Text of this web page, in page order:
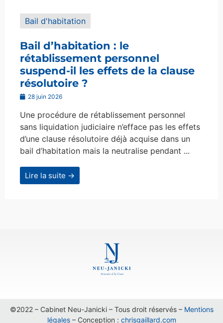
Bail d'habitation
Bail d’habitation : le
rétablissement personnel
suspend-il les effets de la clause
résolutoire ?
28 juin 2026
Une procédure de rétablissement personnel
sans liquidation judiciaire n’efface pas les effets
d’une clause résolutoire déjà acquise dans un
bail d’habitation mais la neutralise pendant ...
Lire la suite →
©2022 – Cabinet Neu-Janicki – Tous droit réservés – Mentions
légales– Conception : chrisgaillard.com